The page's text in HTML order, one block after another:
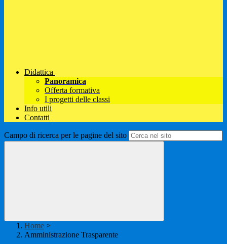
Didattica
Panoramica
Offerta formativa
I progetti delle classi
Info utili
Contatti
Campo di ricerca per le pagine del sito
Home >
Amministrazione Trasparente